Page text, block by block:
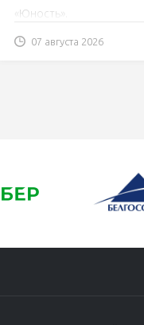
«Юность».
07 августа 2026